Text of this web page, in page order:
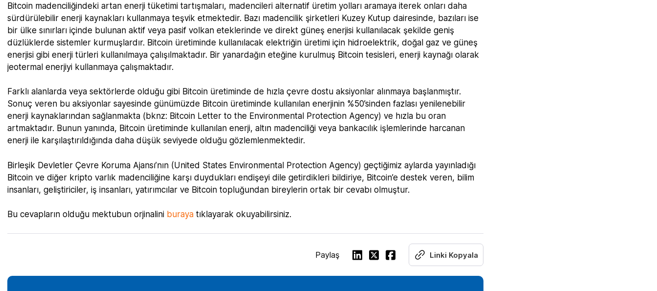
Bitcoin madenciliğindeki artan enerji tüketimi tartışmaları, madencileri alternatif üretim yolları aramaya iterek onları daha
sürdürülebilir enerji kaynakları kullanmaya teşvik etmektedir. Bazı madencilik şirketleri Kuzey Kutup dairesinde, bazıları ise
bir ülke sınırları içinde bulunan aktif veya pasif volkan eteklerinde ve direkt güneş enerjisi kullanılacak şekilde geniş
düzlüklerde sistemler kurmuşlardır. Bitcoin üretiminde kullanılacak elektriğin üretimi için hidroelektrik, doğal gaz ve güneş
enerjisi gibi enerji türleri kullanılmaya çalışılmaktadır. Bir yanardağın eteğine kurulmuş Bitcoin tesisleri, enerji kaynağı olarak
jeotermal enerjiyi kullanmaya çalışmaktadır.
Farklı alanlarda veya sektörlerde olduğu gibi Bitcoin üretiminde de hızla çevre dostu aksiyonlar alınmaya başlanmıştır.
Sonuç veren bu aksiyonlar sayesinde günümüzde Bitcoin üretiminde kullanılan enerjinin %50’sinden fazlası yenilenebilir
enerji kaynaklarından sağlanmakta (bknz: Bitcoin Letter to the Environmental Protection Agency) ve hızla bu oran
artmaktadır. Bunun yanında, Bitcoin üretiminde kullanılan enerji, altın madenciliği veya bankacılık işlemlerinde harcanan
enerji ile karşılaştırıldığında daha düşük seviyede olduğu gözlemlenmektedir.
Birleşik Devletler Çevre Koruma Ajansı’nın (United States Environmental Protection Agency) geçtiğimiz aylarda yayınladığı
Bitcoin ve diğer kripto varlık madenciliğine karşı duydukları endişeyi dile getirdikleri bildiriye, Bitcoin’e destek veren, bilim
insanları, geliştiriciler, iş insanları, yatırımcılar ve Bitcoin topluğundan bireylerin ortak bir cevabı olmuştur.
Bu cevapların olduğu mektubun orjinalini buraya tıklayarak okuyabilirsiniz.
Paylaş Linki Kopyala